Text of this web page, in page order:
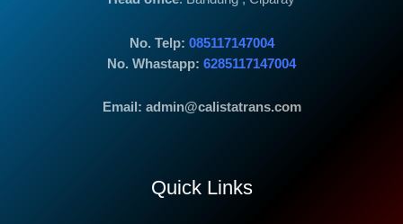
No. Telp: 085117147004
No. Whastapp: 6285117147004
Email: admin@calistatrans.com
Quick Links